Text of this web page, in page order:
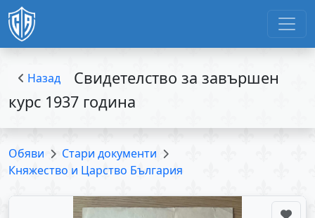
Назад
Свидетелство за завършен
курс 1937 година
Обяви
Стари документи
Княжество и Царство България